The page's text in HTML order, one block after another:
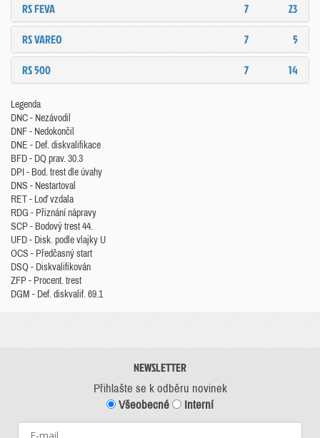
RS FEVA 7
23
RS VAREO
7
5
RS 500
7 14
Legenda
DNC - Nezávodil
DNF - Nedokončil
DNE - Def. diskvalifikace
BFD - DQ prav. 30.3
DPI - Bod. trest dle úvahy
DNS - Nestartoval
RET - Loď vzdala
RDG - Přiznání nápravy
SCP - Bodový trest 44.
UFD - Disk. podle vlajky U
OCS - Předčasný start
DSQ - Diskvalifikován
ZFP - Procent. trest
DGM - Def. diskvalif. 69.1
NEWSLETTER
Přihlašte se k odběru novinek
Všeobecné
Interní